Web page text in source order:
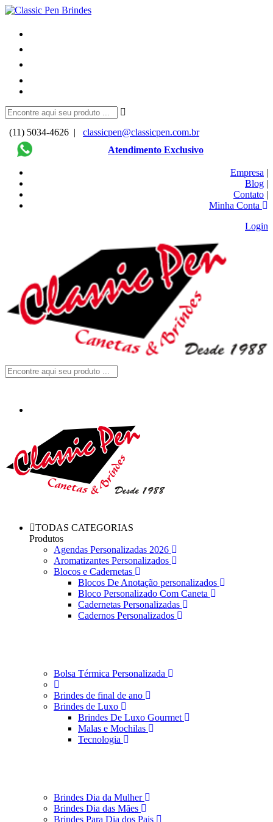
(11) 5034-4626 |
classicpen@classicpen.com.br
Atendimento Exclusivo
Empresa |
Blog |
Contato |
Minha Conta
Login
TODAS CATEGORIAS
Produtos
Agendas Personalizadas 2026
Aromatizantes Personalizados
Blocos e Cadernetas
Blocos De Anotação personalizados
Bloco Personalizado Com Caneta
Cadernetas Personalizadas
Cadernos Personalizados
Bolsa Térmica Personalizada
Brindes de final de ano
Brindes de Luxo
Brindes De Luxo Gourmet
Malas e Mochilas
Tecnologia
Brindes Dia da Mulher
Brindes Dia das Mães
Brindes Para Dia dos Pais